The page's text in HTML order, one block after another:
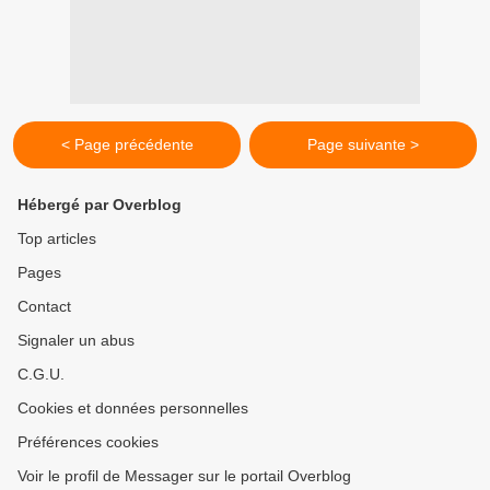
< Page précédente Page suivante >
Hébergé par Overblog
Top articles
Pages
Contact
Signaler un abus
C.G.U.
Cookies et données personnelles
Préférences cookies
Voir le profil de Messager sur le portail Overblog